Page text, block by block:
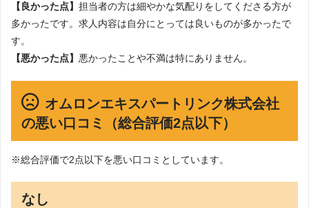
【良かった点】 担当者の方は細やかな気配りをしてくださる方が
多かったです。求人内容は自分にとっては良いものが多かったで
す。
【悪かった点】 悪かったことや不満は特にありません。
オムロンエキスパートリンク株式会社
の悪い口コミ（総合評価2点以下）
※総合評価で2点以下を悪い口コミとしています。
なし